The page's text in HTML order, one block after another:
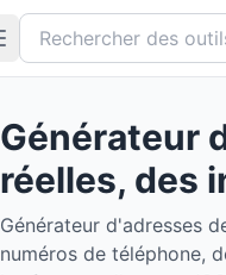
Générateur
réelles, des
Générateur d'adresses
numéros de téléphone,